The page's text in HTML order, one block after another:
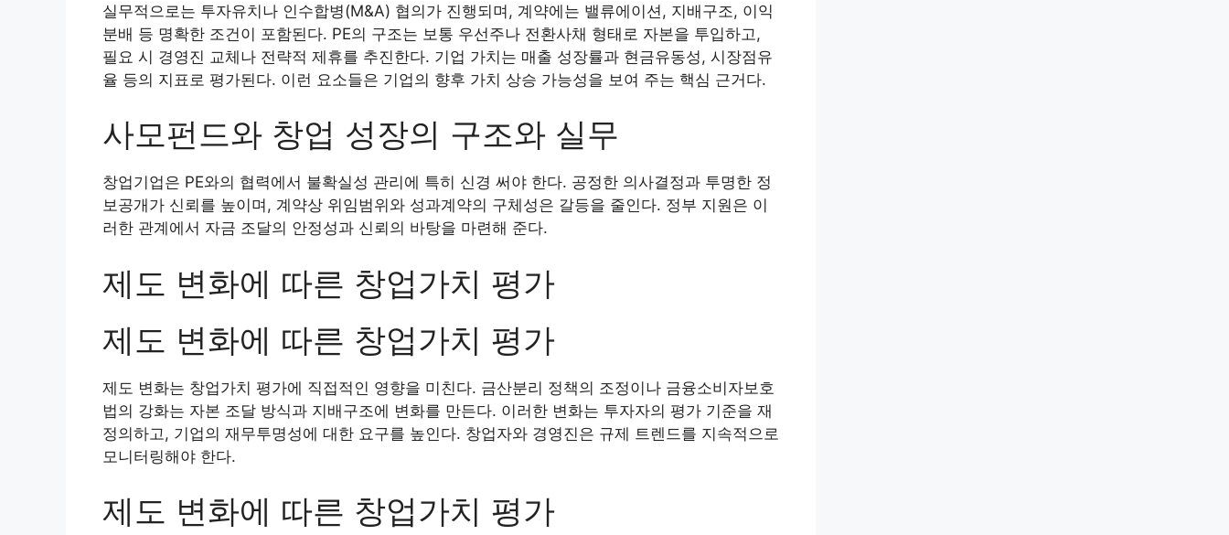
실무적으로는 투자유치나 인수합병(M&A) 협의가 진행되며, 계약에는 밸류에이션, 지배구조, 이익
분배 등 명확한 조건이 포함된다. PE의 구조는 보통 우선주나 전환사채 형태로 자본을 투입하고,
필요 시 경영진 교체나 전략적 제휴를 추진한다. 기업 가치는 매출 성장률과 현금유동성, 시장점유
율 등의 지표로 평가된다. 이런 요소들은 기업의 향후 가치 상승 가능성을 보여 주는 핵심 근거다.
사모펀드와 창업 성장의 구조와 실무
창업기업은 PE와의 협력에서 불확실성 관리에 특히 신경 써야 한다. 공정한 의사결정과 투명한 정
보공개가 신뢰를 높이며, 계약상 위임범위와 성과계약의 구체성은 갈등을 줄인다. 정부 지원은 이
러한 관계에서 자금 조달의 안정성과 신뢰의 바탕을 마련해 준다.
제도 변화에 따른 창업가치 평가
제도 변화에 따른 창업가치 평가
제도 변화는 창업가치 평가에 직접적인 영향을 미친다. 금산분리 정책의 조정이나 금융소비자보호
법의 강화는 자본 조달 방식과 지배구조에 변화를 만든다. 이러한 변화는 투자자의 평가 기준을 재
정의하고, 기업의 재무투명성에 대한 요구를 높인다. 창업자와 경영진은 규제 트렌드를 지속적으로
모니터링해야 한다.
제도 변화에 따른 창업가치 평가